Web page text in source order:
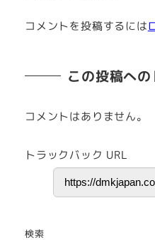
コメントを投稿するには
この投稿へ
コメントはありません。
トラックバック URL
検索